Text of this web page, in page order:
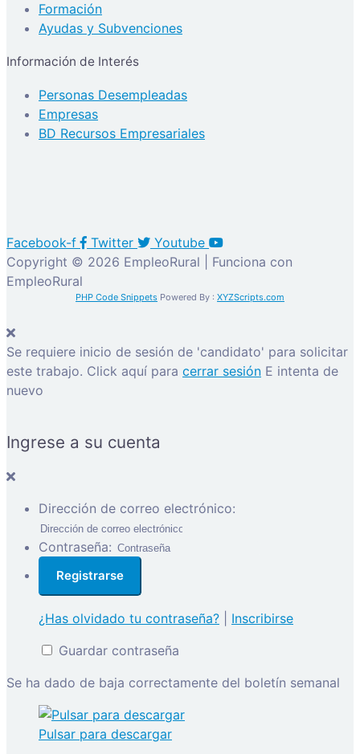
Formación
Ayudas y Subvenciones
Información de Interés
Personas Desempleadas
Empresas
BD Recursos Empresariales
Facebook-f Twitter
Youtube
Copyright © 2026 EmpleoRural | Funciona con
EmpleoRural
PHP Code Snippets Powered By : XYZScripts.com
Se requiere inicio de sesión de 'candidato' para solicitar
este trabajo. Click aquí para cerrar sesión E intenta de
nuevo
Ingrese a su cuenta
Dirección de correo electrónico:
Contraseña:
¿Has olvidado tu contraseña?
Inscribirse
Guardar contraseña
Se ha dado de baja correctamente del boletín semanal
Pulsar para descargar